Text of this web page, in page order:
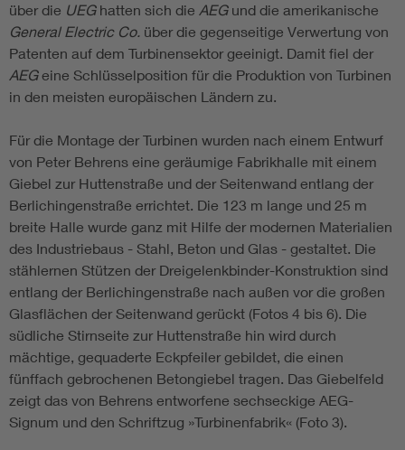
über die UEGhatten sich die AEGund die amerikanische
General Electric Co. über die gegenseitige Verwertung von
Patenten auf dem Turbinensektor geeinigt. Damit fiel der
AEGeine Schlüsselposition für die Produktion von Turbinen
in den meisten europäischen Ländern zu.
Für die Montage der Turbinen wurden nach einem Entwurf
von Peter Behrens eine geräumige Fabrikhalle mit einem
Giebel zur Huttenstraße und der Seitenwand entlang der
Berlichingenstraße errichtet. Die 123 m lange und 25 m
breite Halle wurde ganz mit Hilfe der modernen Materialien
des Industriebaus - Stahl, Beton und Glas - gestaltet. Die
stählernen Stützen der Dreigelenkbinder-Konstruktion sind
entlang der Berlichingenstraße nach außen vor die großen
Glasflächen der Seitenwand gerückt (Fotos 4 bis 6). Die
südliche Stirnseite zur Huttenstraße hin wird durch
mächtige, gequaderte Eckpfeiler gebildet, die einen
fünffach gebrochenen Betongiebel tragen. Das Giebelfeld
zeigt das von Behrens entworfene sechseckige AEG-
Signum und den Schriftzug »Turbinenfabrik« (Foto 3).